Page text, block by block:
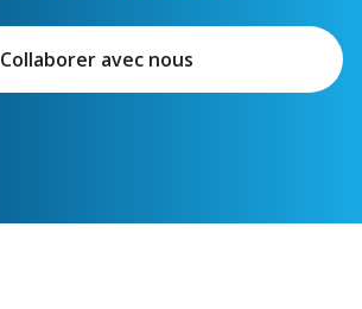
Collaborer avec nous